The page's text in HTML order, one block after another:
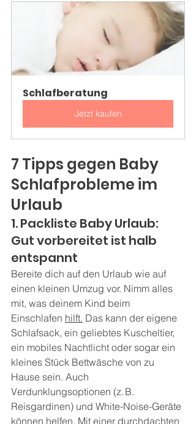
Schlafberatung
Jetzt kaufen
7 Tipps gegen Baby
Schlafprobleme im
Urlaub
1. Packliste Baby Urlaub:
Gut vorbereitet ist halb
entspannt
Bereite dich auf den Urlaub wie auf
einen kleinen Umzug vor. Nimm alles
mit, was deinem Kind beim
Einschlafen hilft. Das kann der eigene
Schlafsack, ein geliebtes Kuscheltier,
ein mobiles Nachtlicht oder sogar ein
kleines Stück Bettwäsche von zu
Hause sein. Auch
Verdunklungsoptionen (z. B.
Reisgardinen) und White-Noise-Geräte
können helfen. Mit einer durchdachten